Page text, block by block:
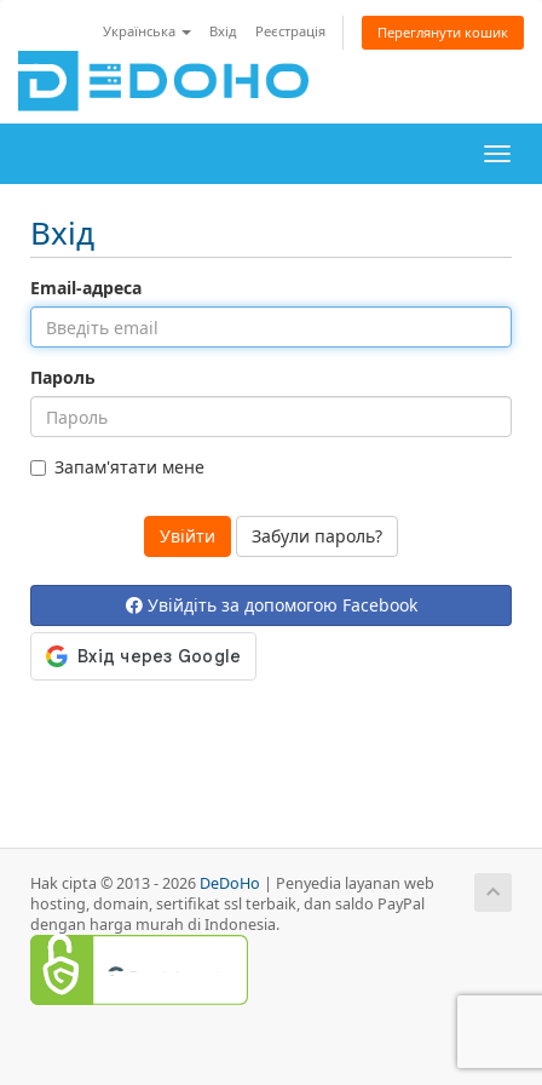
Українська Вхід Реєстрація Переглянути кошик
Вхід
Email-адреса
Пароль
Запам'ятати мене
Забули пароль?
Увійдіть за допомогою Facebook
Hak cipta © 2013 - 2026 DeDoHo | Penyedia layanan web
hosting, domain, sertifikat ssl terbaik, dan saldo PayPal
dengan harga murah di Indonesia.